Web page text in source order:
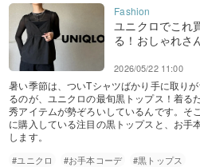
ユニクロでこれ
る！おしゃれさ
2026/05/22 11:00
暑い季節は、ついTシャツばかり手に取り
るのが、ユニクロの最旬黒トップス！着る
秀アイテムが勢ぞろいしているんです。そ
に購入している注目の黒トップスと、お手
します。
#ユニクロ #お手本コーデ #黒トップス